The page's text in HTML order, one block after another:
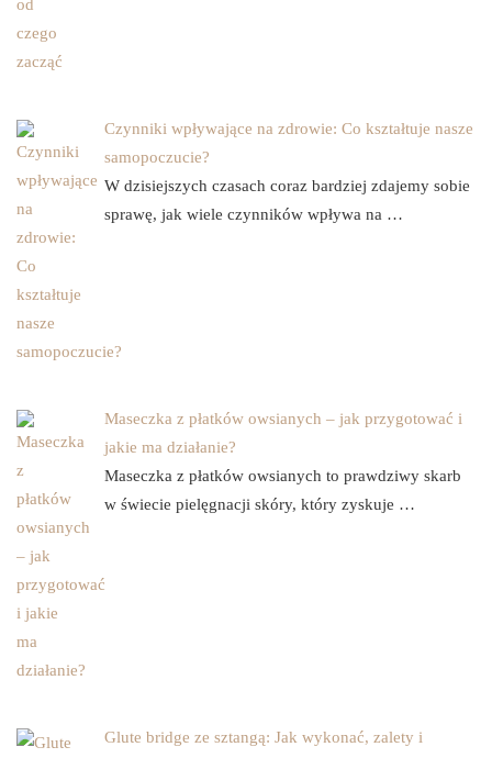
Czynniki wpływające na zdrowie: Co kształtuje nasze
samopoczucie?
W dzisiejszych czasach coraz bardziej zdajemy sobie
sprawę, jak wiele czynników wpływa na …
Maseczka z płatków owsianych – jak przygotować i
jakie ma działanie?
Maseczka z płatków owsianych to prawdziwy skarb
w świecie pielęgnacji skóry, który zyskuje …
Glute bridge ze sztangą: Jak wykonać, zalety i